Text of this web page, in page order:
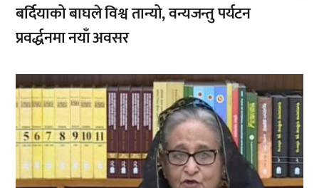
बर्दियाको बाघले विश्व तान्यो, वन्यजन्तु पर्यटन
प्रवर्द्धनमा नयाँ अवसर
,,